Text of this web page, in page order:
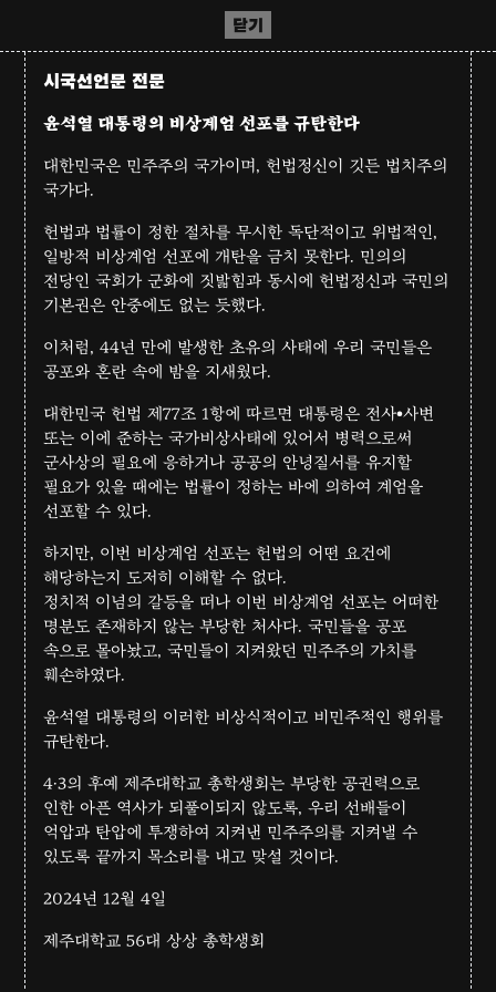
닫기
시국선언문 전문
윤석열 대통령의 비상계엄 선포를 규탄한다
대한민국은 민주주의 국가이며, 헌법정신이 깃든 법치주의
국가다.
헌법과 법률이 정한 절차를 무시한 독단적이고 위법적인,
일방적 비상계엄 선포에 개탄을 금치 못한다. 민의의
전당인 국회가 군화에 짓밟힘과 동시에 헌법정신과 국민의
기본권은 안중에도 없는 듯했다.
이처럼, 44년 만에 발생한 초유의 사태에 우리 국민들은
공포와 혼란 속에 밤을 지새웠다.
대한민국 헌법 제77조 1항에 따르면 대통령은 전사•사변
또는 이에 준하는 국가비상사태에 있어서 병력으로써
군사상의 필요에 응하거나 공공의 안녕질서를 유지할
필요가 있을 때에는 법률이 정하는 바에 의하여 계엄을
선포할 수 있다.
하지만, 이번 비상계엄 선포는 헌법의 어떤 요건에
해당하는지 도저히 이해할 수 없다.
정치적 이념의 갈등을 떠나 이번 비상계엄 선포는 어떠한
명분도 존재하지 않는 부당한 처사다. 국민들을 공포
속으로 몰아놨고, 국민들이 지켜왔던 민주주의 가치를
훼손하였다.
윤석열 대통령의 이러한 비상식적이고 비민주적인 행위를
규탄한다.
4·3의 후예 제주대학교 총학생회는 부당한 공권력으로
인한 아픈 역사가 되풀이되지 않도록, 우리 선배들이
억압과 탄압에 투쟁하여 지켜낸 민주주의를 지켜낼 수
있도록 끝까지 목소리를 내고 맞설 것이다.
2024년 12월 4일
제주대학교 56대 상상 총학생회